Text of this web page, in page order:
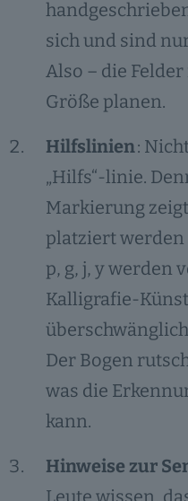
sich und sind
Also – die
Größe planen.
Hilfslinien:
„Hilfs“-linie.
Markierung
platziert werden
p, g, j, y werden
Kalligrafie-
Der Bogen
was die
kann.
Hinweise zur